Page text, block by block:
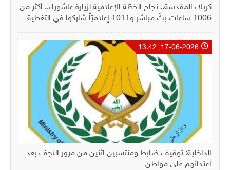
كربلاء المقدسة.. نجاح الخطّة الإعلامية لزيارة عاشوراء.. أكثر من
1006 ساعات بثّ مباشر و1011 إعلاميّاً شاركوا في التغطية
الداخلية: توقيف ضابط ومنتسبين اثنين من مرور النجف بعد
اعتدائهم على مواطن